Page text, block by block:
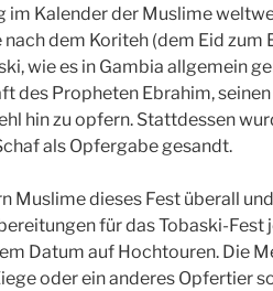
im Kalender der Muslime
nach dem Koriteh (dem Eid zum
wie es in Gambia allgemein
des Propheten Ebrahim,
hin zu opfern. Stattdessen
als Opfergabe gesandt.
Muslime dieses Fest überall
für das Tobaski-Fest
Datum auf Hochtouren. Die
oder ein anderes Opfertier